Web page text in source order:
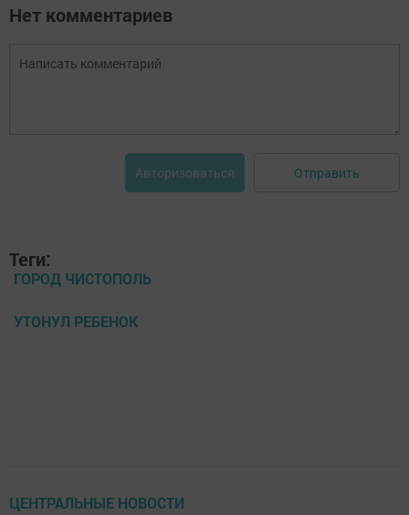
Нет комментариев
Авторизоваться Отправить
Теги:
ГОРОД ЧИСТОПОЛЬ
УТОНУЛ РЕБЕНОК
ЦЕНТРАЛЬНЫЕ НОВОСТИ